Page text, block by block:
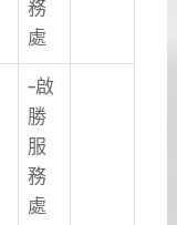
務
處
–啟
勝
服
務
處